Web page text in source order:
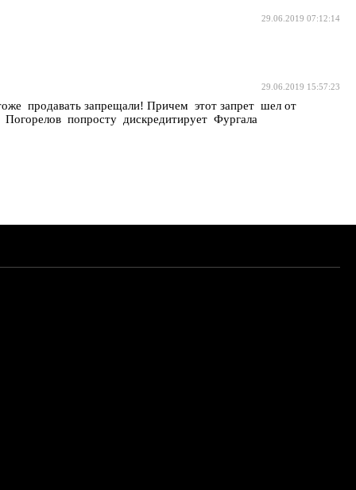
29.06.2019 07:12:14
29.06.2019 15:57:23
продавать запрещали! Причем этот запрет шел от
попросту дискредитирует Фургала